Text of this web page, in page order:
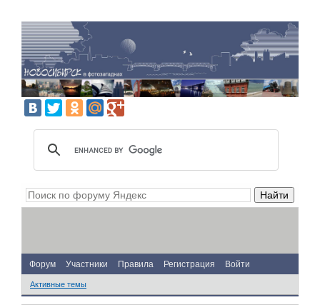
Форум Участники Правила Регистрация Войти
Активные темы